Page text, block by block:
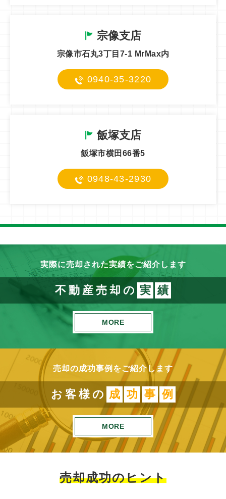
宗像支店
宗像市石丸3丁目7-1 MrMax内
0940-35-3220
飯塚支店
飯塚市横田66番5
0948-43-2930
実際に売却された実績をご紹介します
不動産売却の 実 績
MORE
売却の成功事例をご紹介します
お客様の 成 功 事 例
MORE
売却成功のヒント